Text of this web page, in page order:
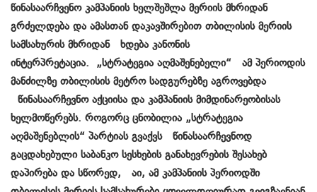
წინასაარჩვენო კამპანიის ხელშეშლა მერიის მხრიდან
გრძელდება და ამასთან დაკავშირებით თბილისის მერიის
სამსახურის მხრიდან ხდება კანონის
ინტერპრეტაცია. „სტრატეგია აღმაშენებელი“ ამ პერიოდის
მანძილზე თბილისის მეტრო სადგურებზე აგროვებდა
წინასაარჩევნო აქციისა და კამპანიის მიმდინარეობისას
ხელმოწერებს. როგორც ცნობილია „სტრატეგია
აღმაშენებლის“ პარტიას გვაქვს წინასაარჩევნოდ
გაცდახებული საბანკო სესხების განახევრების შესახებ
დაპირება და სწორედ, აი, ამ კამპანიის პერიოდში